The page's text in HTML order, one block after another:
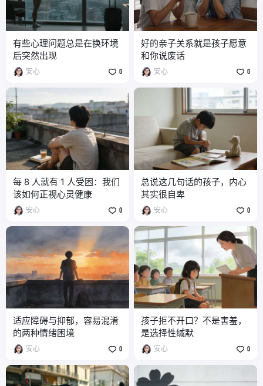
有些心理问题总是在换环境
后突然出现
安心 0
好的亲子关系就是孩子愿意
和你说废话
安心 0
每 8 人就有 1 人受困：我们
该如何正视心灵健康
安心 0
总说这几句话的孩子，内心
其实很自卑
安心 0
适应障碍与抑郁，容易混淆
的两种情绪困境
安心 0
孩子拒不开口？不是害羞，
是选择性缄默
安心 0